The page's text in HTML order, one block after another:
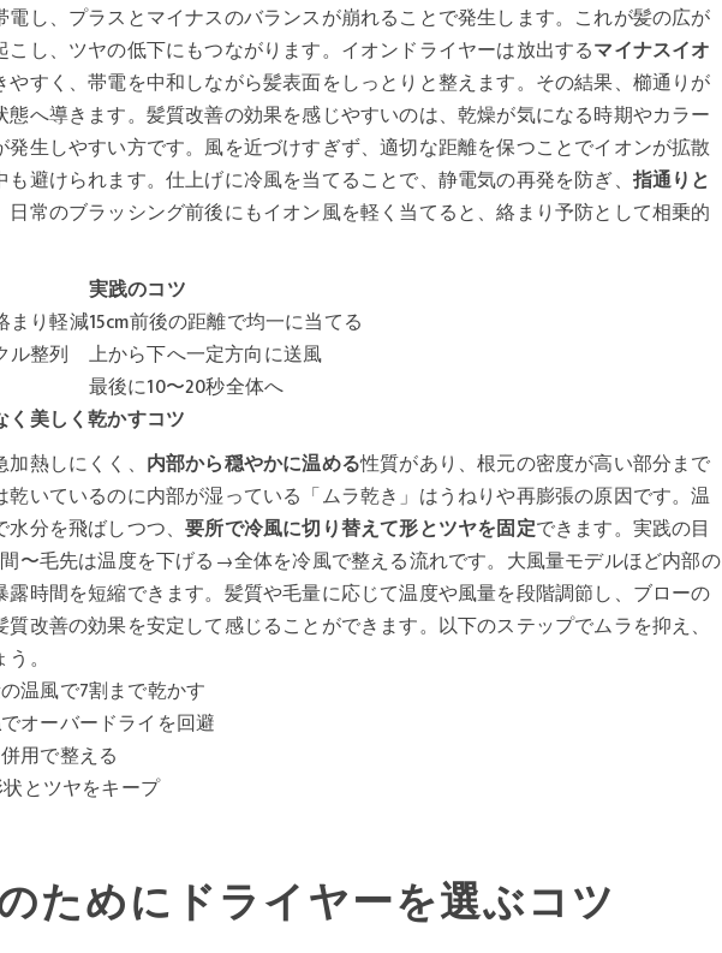
し、プラスとマイナスのバランスが崩れることで発生します。これが髪の広が
こし、ツヤの低下にもつながります。イオンドライヤーは放出するマイナスイオ
すく、帯電を中和しながら髪表面をしっとりと整えます。その結果、櫛通りが
態へ導きます。髪質改善の効果を感じやすいのは、乾燥が気になる時期やカラー
発生しやすい方です。風を近づけすぎず、適切な距離を保つことでイオンが拡散
避けられます。仕上げに冷風を当てることで、静電気の再発を防ぎ、 指通りと
日常のブラッシング前後にもイオン風を軽く当てると、絡まり予防として相乗的
実践のコツ
まり軽減15cm前後の距離で均一に当てる
ル整列
上から下へ一定方向に送風
最後に10〜20秒全体へ
美しく乾かすコツ
熱しにくく、 内部から穏やかに温める性質があり、根元の密度が高い部分まで
いているのに内部が湿っている「ムラ乾き」はうねりや再膨張の原因です。温
水分を飛ばしつつ、要所で冷風に切り替えて形とツヤを固定できます。実践の目
〜毛先は温度を下げる→全体を冷風で整える流れです。大風量モデルほど内部の
時間を短縮できます。髪質や毛量に応じて温度や風量を段階調節し、ブローの
改善の効果を安定して感じることができます。以下のステップでムラを抑え、
。
温風で7割まで乾かす
でオーバードライを回避
用で整える
とツヤをキープ
ためにドライヤーを選ぶコツ